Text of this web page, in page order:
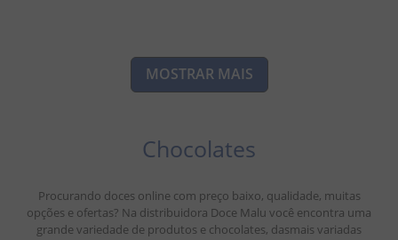
MOSTRAR MAIS
Chocolates
Procurando doces online com preço baixo, qualidade, muitas
opções e ofertas? Na distribuidora Doce Malu você encontra uma
grande variedade de produtos e chocolates, dasmais variadas